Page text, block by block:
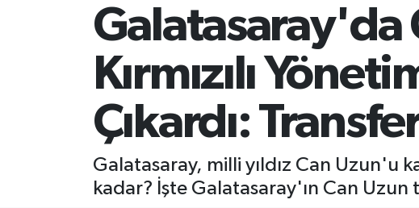
Galatasaray'da
Kırmızılı
Çıkardı:
Galatasaray, milli yıldız Can Uzun'u
kadar? İşte Galatasaray'ın Can Uzun
Bandırma
BİYOGRAFİLER
Burhaniye
Balıkesir Trafik Yoğunluk Haritası
Süper Lig Puan Durumu ve Fikstür
Tüm Manşetler
Son Dakika Haberleri
Haber Arşivi